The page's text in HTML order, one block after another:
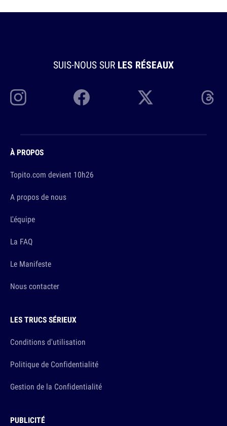
SUIS-NOUS SUR LES RÉSEAUX
À PROPOS
Topito.com devient 10h26
A propos de nous
L'équipe
La FAQ
Le Manifeste
Nous contacter
LES TRUCS SÉRIEUX
Conditions d'utilisation
Politique de Confidentialité
Gestion de la Confidentialité
PUBLICITÉ